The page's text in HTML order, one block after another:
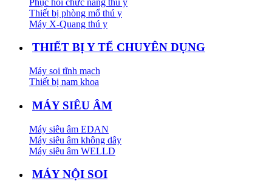
Thiết bị phòng mổ thú y
Máy X-Quang thú y
THIẾT BỊ Y TẾ CHUYÊN DỤNG
Máy soi tĩnh mạch
Thiết bị nam khoa
MÁY SIÊU ÂM
Máy siêu âm EDAN
Máy siêu âm không dây
Máy siêu âm WELLD
MÁY NỘI SOI